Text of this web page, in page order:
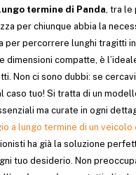
termine di Panda, tra le
per chiunque abbia la
per percorrere lunghi tragitti
dimensioni compatte, è
Non ci sono dubbi: se cercavi
caso tuo! Si tratta di un
ma curate in ogni
a lungo termine di un veicolo
ha già la soluzione
tuo desiderio. Non